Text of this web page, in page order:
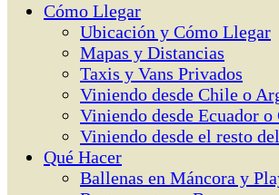
Cómo Llegar
Ubicación y Cómo Llegar
Mapas y Distancias
Taxis y Vans Privados
Viniendo desde Chile o
Viniendo desde Ecuador
Viniendo desde el resto
Qué Hacer
Ballenas en Máncora y